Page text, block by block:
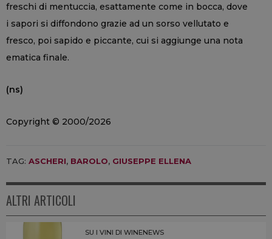
freschi di mentuccia, esattamente come in bocca, dove
i sapori si diffondono grazie ad un sorso vellutato e
fresco, poi sapido e piccante, cui si aggiunge una nota
ematica finale.
(ns)
Copyright © 2000/2026
TAG: ASCHERI, BAROLO, GIUSEPPE ELLENA
ALTRI ARTICOLI
SU I VINI DI WINENEWS